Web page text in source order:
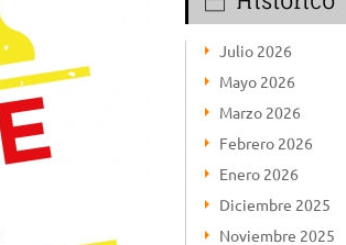
Julio 2026
Mayo 2026
Marzo 2026
Febrero 2026
Enero 2026
Diciembre 2025
Noviembre 2025